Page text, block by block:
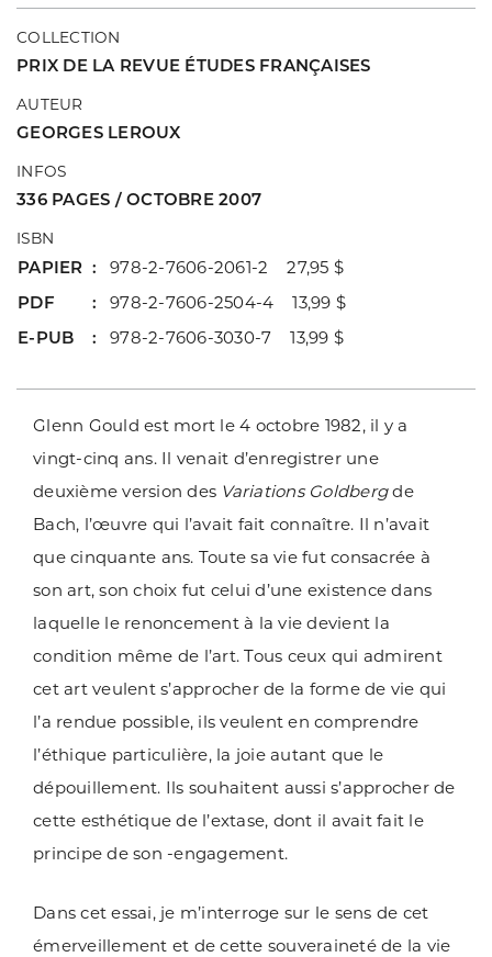
COLLECTION
PRIX DE LA REVUE ÉTUDES FRANÇAISES
AUTEUR
GEORGES LEROUX
INFOS
336 PAGES / OCTOBRE 2007
ISBN
PAPIER
978-2-7606-2061-2 27,95 $
PDF
978-2-7606-2504-4 13,99 $
E-PUB
978-2-7606-3030-7 13,99 $
Glenn Gould est mort le 4 octobre 1982, il y a
vingt-cinq ans. Il venait d’enregistrer une
deuxième version des Variations Goldbergde
Bach, l’œuvre qui l’avait fait connaître. Il n’avait
que cinquante ans. Toute sa vie fut consacrée à
son art, son choix fut celui d’une existence dans
laquelle le renoncement à la vie devient la
condition même de l’art. Tous ceux qui admirent
cet art veulent s’approcher de la forme de vie qui
l’a rendue possible, ils veulent en comprendre
l’éthique particulière, la joie autant que le
dépouillement. Ils souhaitent aussi s’approcher de
cette esthétique de l’extase, dont il avait fait le
principe de son -engagement.
Dans cet essai, je m’interroge sur le sens de cet
émerveillement et de cette souveraineté de la vie